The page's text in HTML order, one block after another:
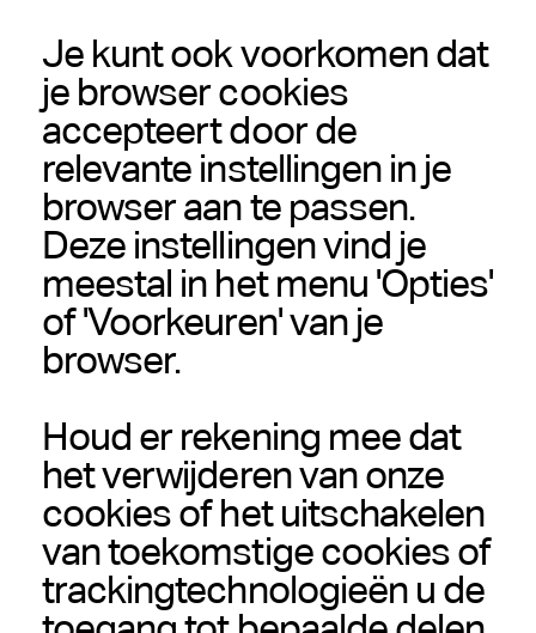
Je kunt ook voorkomen dat
je browser cookies
accepteert door de
relevante instellingen in je
browser aan te passen.
Deze instellingen vind je
meestal in het menu 'Opties'
of 'Voorkeuren' van je
browser.
Houd er rekening mee dat
het verwijderen van onze
cookies of het uitschakelen
van toekomstige cookies of
trackingtechnologieën u de